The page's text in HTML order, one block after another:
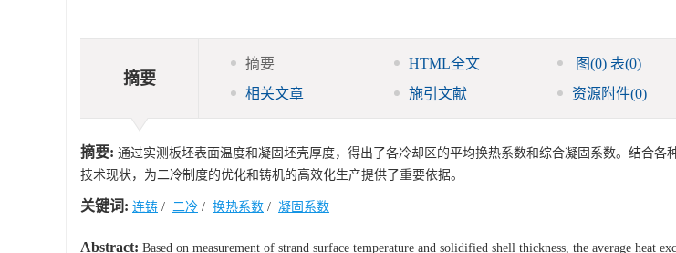
摘要
摘要 HTML全文 图(0) 表(0)
相关文章
施引文献 资源附件(0)
摘要: 通过实测板坯表面温度和凝固坯壳厚度，得出了各冷却区的平均换热系数和综合凝固系数。结合各
技术现状，为二冷制度的优化和铸机的高效化生产提供了重要依据。
关键词: 连铸 / 二冷 / 换热系数 / 凝固系数
Abstract: Based on measurement of strand surface temperature and solidified shell thickness, the average heat